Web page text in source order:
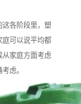
各阶段里，塑
庭可以说平均都
从家庭方面考虑
虑。